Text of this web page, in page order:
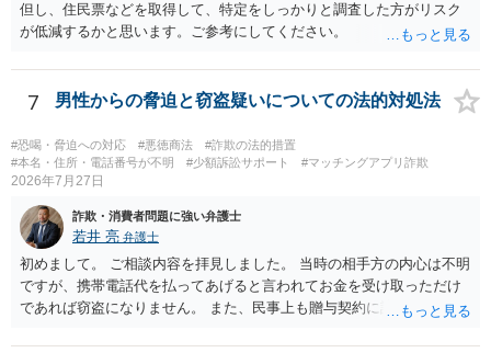
但し、住民票などを取得して、特定をしっかりと調査した方がリスク
が低減するかと思います。ご参考にしてください。
7 男性からの脅迫と窃盗疑いについての法的対処法
#恐喝・脅迫への対応 #悪徳商法
#詐欺の法的措置
#本名・住所・電話番号が不明
#少額訴訟サポート #マッチングアプリ詐欺
2026年7月27日
詐欺・消費者問題に強い弁護士
若井 亮 弁護士
初めまして。 ご相談内容を拝見しました。 当時の相手方の内心は不明
ですが、携帯電話代を払ってあげると言われてお金を受け取っただけ
であれば窃盗になりません。 また、民事上も贈与契約に該当すると思
ず、可能であればブロックをするようにしてください。 ご不安であれ